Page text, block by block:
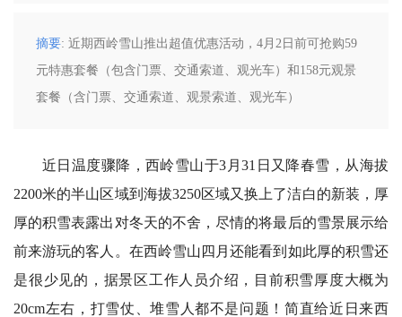
摘要: 近期西岭雪山推出超值优惠活动，4月2日前可抢购59
元特惠套餐（包含门票、交通索道、观光车）和158元观景
套餐（含门票、交通索道、观景索道、观光车）
近日温度骤降，西岭雪山于3月31日又降春雪，从海拔
2200米的半山区域到海拔3250区域又换上了洁白的新装，厚
厚的积雪表露出对冬天的不舍，尽情的将最后的雪景展示给
前来游玩的客人。在西岭雪山四月还能看到如此厚的积雪还
是很少见的，据景区工作人员介绍，目前积雪厚度大概为
20cm左右，打雪仗、堆雪人都不是问题！简直给近日来西